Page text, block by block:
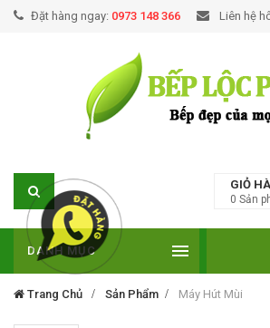
Đặt hàng ngay: 0973 148 366 Liên hệ
GIỎ
0 Sản
DANH MỤC
Trang Chủ Sản Phẩm Máy Hút Mùi